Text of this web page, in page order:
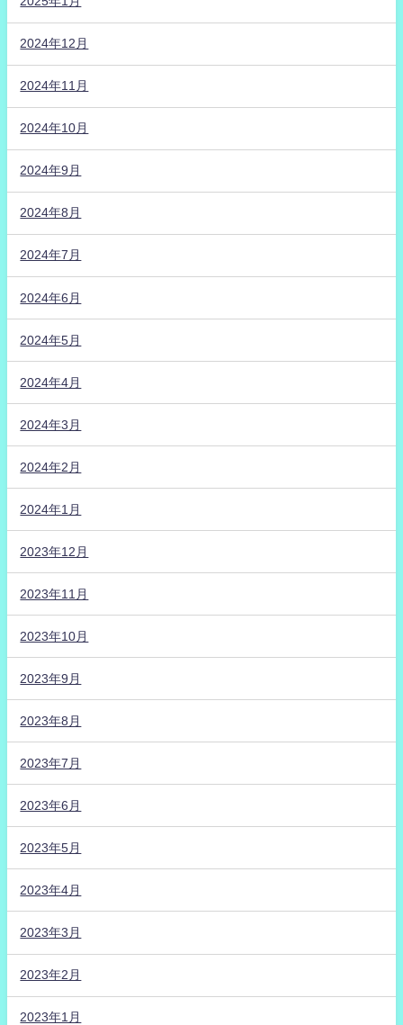
2024年12月
2024年11月
2024年10月
2024年9月
2024年8月
2024年7月
2024年6月
2024年5月
2024年4月
2024年3月
2024年2月
2024年1月
2023年12月
2023年11月
2023年10月
2023年9月
2023年8月
2023年7月
2023年6月
2023年5月
2023年4月
2023年3月
2023年2月
2023年1月